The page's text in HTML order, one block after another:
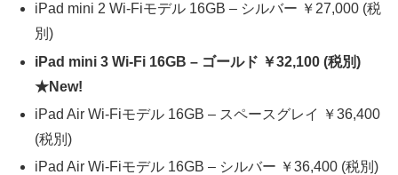
iPad mini 2 Wi-Fiモデル 16GB – シルバー ￥27,000 (税
別)
iPad mini 3 Wi-Fi 16GB – ゴールド ￥32,100 (税別)
★New!
iPad Air Wi-Fiモデル 16GB – スペースグレイ ￥36,400
(税別)
iPad Air Wi-Fiモデル 16GB – シルバー ￥36,400 (税別)